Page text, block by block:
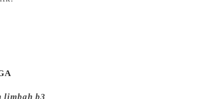
limbah b3